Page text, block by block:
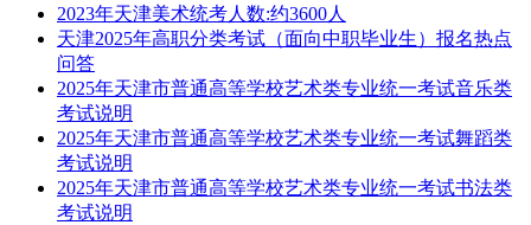
2023年天津美术统考人数:约3600人
天津2025年高职分类考试（面向中职毕业生）报名热点
问答
2025年天津市普通高等学校艺术类专业统一考试音乐类
考试说明
2025年天津市普通高等学校艺术类专业统一考试舞蹈类
考试说明
2025年天津市普通高等学校艺术类专业统一考试书法类
考试说明